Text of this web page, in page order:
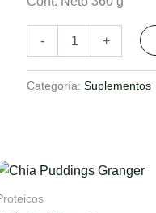
- +
Categoría: Suplementos